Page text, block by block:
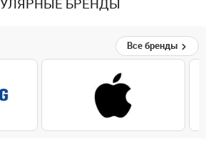
БРЕНДЫ
Все бренды